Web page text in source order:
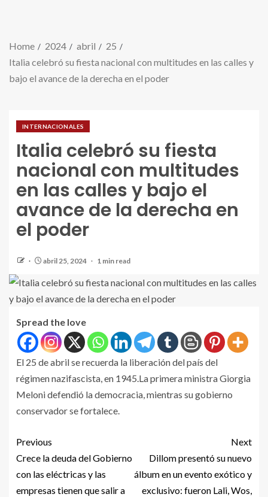
Home 2024 abril
25
Italia celebró su fiesta nacional con multitudes en las calles y
bajo el avance de la derecha en el poder
INTERNACIONALES
Italia celebró su fiesta
nacional con multitudes
en las calles y bajo el
avance de la derecha en
el poder
abril 25, 2024 1 min read
Spread the love
El 25 de abril se recuerda la liberación del país del
régimen nazifascista, en 1945.La primera ministra Giorgia
Meloni defendió la democracia, mientras su gobierno
conservador se fortalece.
Previous
Crece la deuda del Gobierno
con las eléctricas y las
empresas tienen que salir a
Next
Dillom presentó su nuevo
álbum en un evento exótico y
exclusivo: fueron Lali, Wos,